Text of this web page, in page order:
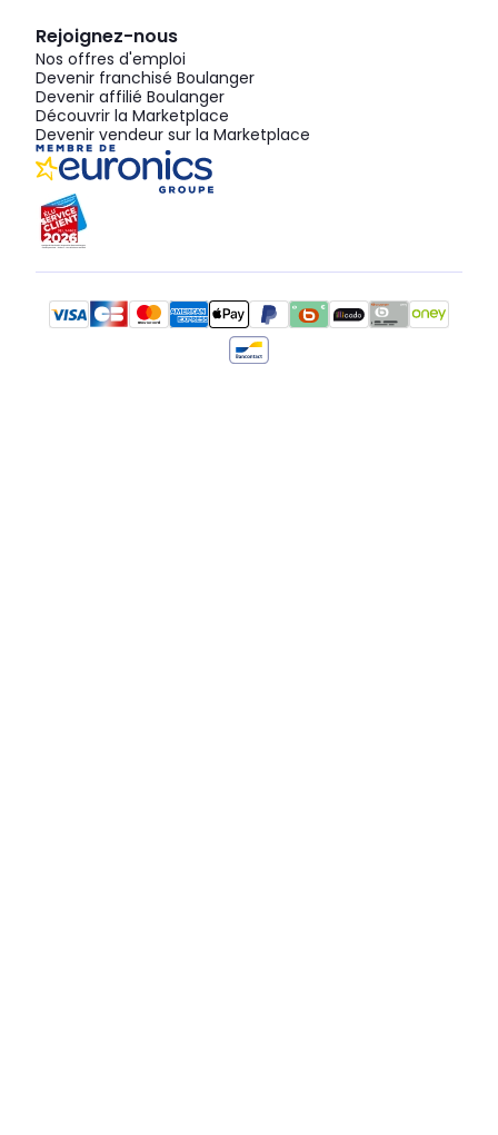
Rejoignez-nous
Nos offres d'emploi
Devenir franchisé Boulanger
Devenir affilié Boulanger
Découvrir la Marketplace
Devenir vendeur sur la Marketplace